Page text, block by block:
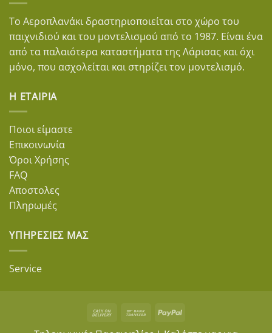
Το Αεροπλανάκι δραστηριοποιείται στο χώρο του
παιχνιδιού και του μοντελισμού από το 1987. Είναι ένα
από τα παλαιότερα καταστήματα της Λάρισας και όχι
μόνο, που ασχολείται και στηρίζει τον μοντελισμό.
Η ΕΤΑΙΡΊΑ
Ποιοι είμαστε
Επικοινωνία
Όροι Χρήσης
FAQ
Αποστολες
Πληρωμές
ΥΠΗΡΕΣΊΕΣ ΜΑΣ
Service
Cash
Bank
PayPal